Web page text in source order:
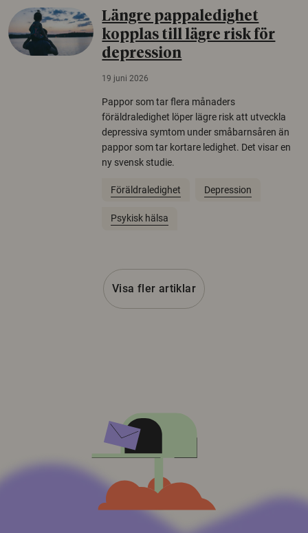
Längre pappaledighet
kopplas till lägre risk för
depression
19 juni 2026
Pappor som tar flera månaders
föräldraledighet löper lägre risk att utveckla
depressiva symtom under småbarnsåren än
pappor som tar kortare ledighet. Det visar en
ny svensk studie.
Föräldraledighet Depression
Psykisk hälsa
Visa fler artiklar